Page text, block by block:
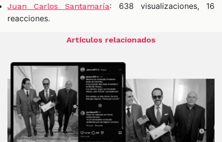
Juan Carlos Santamaría: 638 visualizaciones, 16
reacciones.
Artículos relacionados